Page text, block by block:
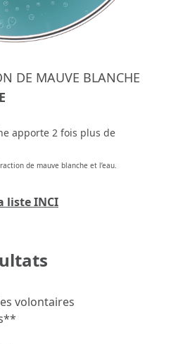
DE MAUVE BLANCHE
apporte 2 fois plus de
de mauve blanche et l’eau.
liste INCI
volontaires